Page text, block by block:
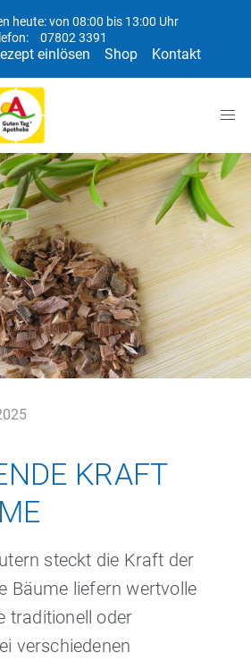
heute: von 08:00 bis 13:00 Uhr
07802 3391
einlösen Shop Kontakt
KRAFT
steckt die Kraft der
Bäume liefern wertvolle
traditionell oder
verschiedenen